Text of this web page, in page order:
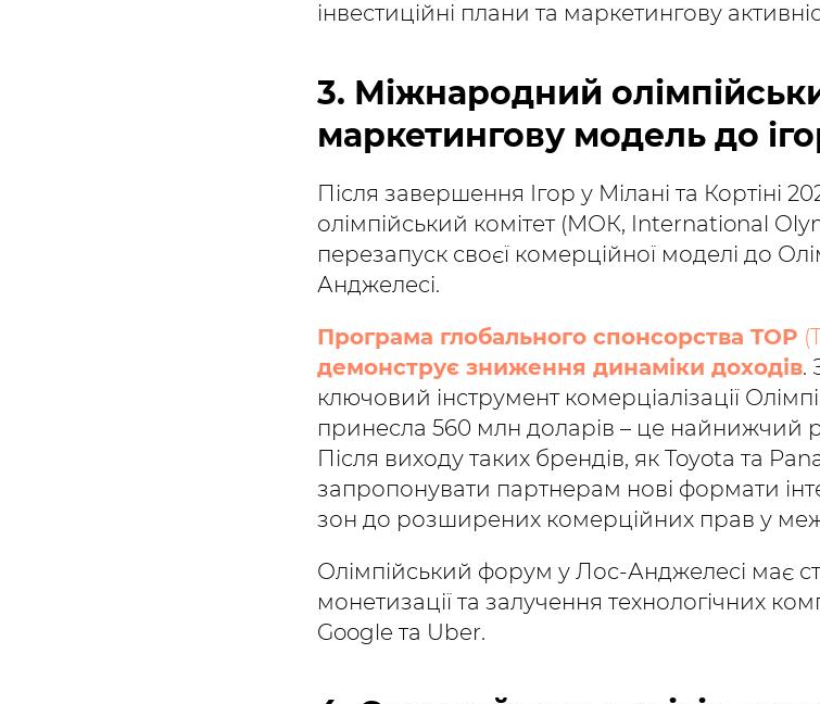
інвестиційні плани та маркетингову
3. Міжнародний
маркетингову модель до
Після завершення Ігор у Мілані та Кортіні
олімпійський комітет (МОК, International
перезапуск своєї комерційної моделі до
Анджелесі.
Програма глобального спонсорства TOP
демонструє зниження динаміки доходів.
ключовий інструмент комерціалізації
принесла 560 млн доларів – це найнижчий
Після виходу таких брендів, як Toyota та
запропонувати партнерам нові формати
зон до розширених комерційних прав у
Олімпійський форум у Лос-Анджелесі має
монетизації та залучення технологічних
Google та Uber.